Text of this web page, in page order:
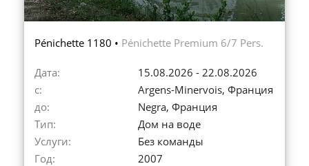
Pénichette 1180 • Pénichette Premium 6/7 Pers.
Дата:
15.08.2026 - 22.08.2026
с:
Argens-Minervois, Франция
до:
Negra, Франция
Тип:
Дом на воде
Услуги:
Без команды
Год:
2007